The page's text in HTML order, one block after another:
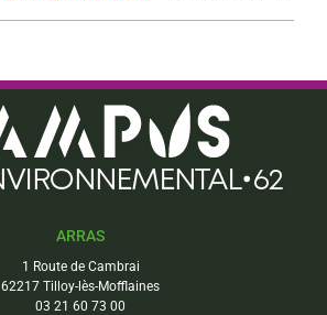
ARRAS
1 Route de Cambrai
62217 Tilloy-lès-Mofflaines
03 21 60 73 00